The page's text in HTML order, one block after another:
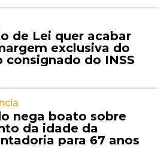
de Lei quer acabar
exclusiva do
consignado do INSS
nega boato sobre
da idade da
para 67 anos